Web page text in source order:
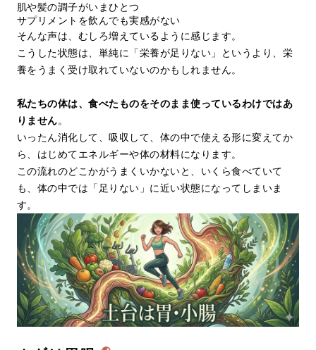
肌や髪の調子がいまひとつ
サプリメントを飲んでも実感がない
そんな声は、むしろ増えているように感じます。
こうした状態は、単純に「栄養が足りない」というより、栄
養をうまく受け取れていないのかもしれません。
私たちの体は、食べたものをそのまま使っているわけではあ
りません。
いったん消化して、吸収して、体の中で使える形に変えてか
ら、はじめてエネルギーや体の材料になります。
この流れのどこかがうまくいかないと、いくら食べていて
も、体の中では「足りない」に近い状態になってしまいま
す。